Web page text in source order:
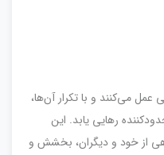
عمل می‌کنند و با تکرار آن‌ها،
رهایی یابد. این
از خود و دیگران، بخشش و